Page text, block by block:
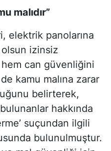
malıdır”
elektrik panolarına
izinsiz
can güvenliğini
kamu malına zarar
belirterek,
hakkında
suçundan ilgili
bulunulmuştur.